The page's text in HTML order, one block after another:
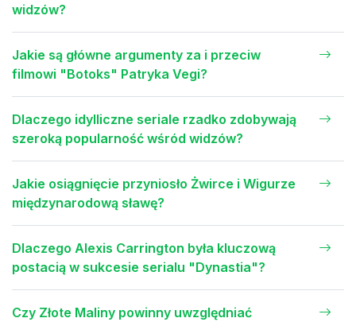
widzów?
Jakie są główne argumenty za i przeciw
filmowi "Botoks" Patryka Vegi?
Dlaczego idylliczne seriale rzadko zdobywają
szeroką popularność wśród widzów?
Jakie osiągnięcie przyniosło Żwirce i Wigurze
międzynarodową sławę?
Dlaczego Alexis Carrington była kluczową
postacią w sukcesie serialu "Dynastia"?
Czy Złote Maliny powinny uwzględniać